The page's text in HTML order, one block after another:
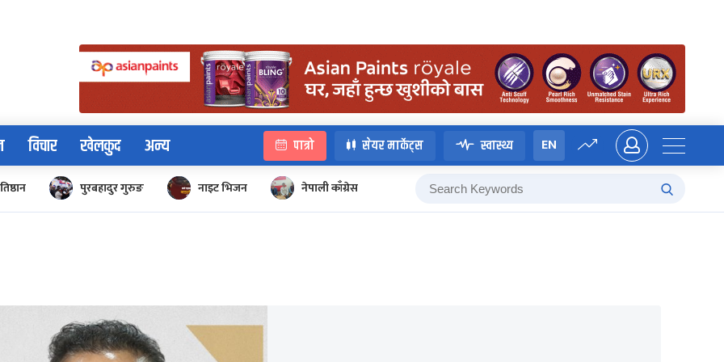
विचार खेलकुद अन्य पात्रो सेयर मार्केट्स स्वास्थ्य EN
पुरबहादुर गुरुङ नाइट भिजन नेपाली काँग्रेस